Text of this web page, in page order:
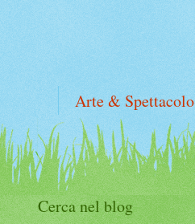
Arte & Spettacolo
Cerca nel blog